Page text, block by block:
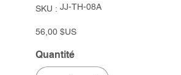
SKU :
SKU
JJ-
JJ-TH-08A
Prix
56,00 $US
Quantité